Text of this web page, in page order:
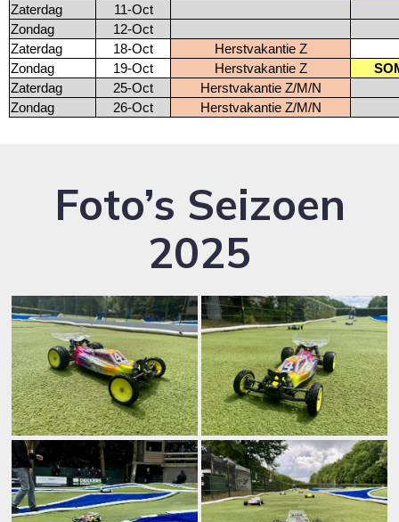
Zaterdag
11-Oct
Zondag
12-Oct
Zaterdag
18-Oct
Herstvakantie Z
Zondag
19-Oct Herstvakantie Z
Zaterdag
25-Oct
Herstvakantie Z/M/N
Zondag
26-Oct Herstvakantie Z/M/N
Foto’s Seizoen
2025